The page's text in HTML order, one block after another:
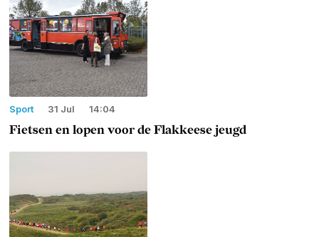
Sport 31 Jul 14:04
Fietsen en lopen voor de Flakkeese jeugd